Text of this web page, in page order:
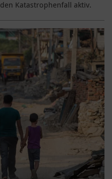
Katastrophenfall aktiv.